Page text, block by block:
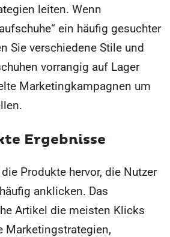
leiten. Wenn
ein häufig gesuchter
Sie verschiedene Stile und
vorrangig auf Lager
Marketingkampagnen um
Ergebnisse
Produkte hervor, die Nutzer
anklicken. Das
Artikel die meisten Klicks
Marketingstrategien,